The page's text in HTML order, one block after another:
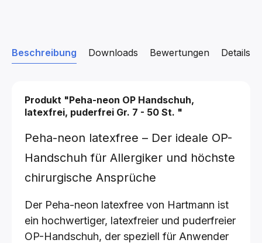
Beschreibung Downloads Details
Bewertungen
Produkt "Peha-neon OP Handschuh,
latexfrei, puderfrei Gr. 7 - 50 St. "
Peha-neon latexfree – Der ideale OP-
Handschuh für Allergiker und höchste
chirurgische Ansprüche
Der Peha-neon latexfree von Hartmann ist
ein hochwertiger, latexfreier und puderfreier
OP-Handschuh, der speziell für Anwender